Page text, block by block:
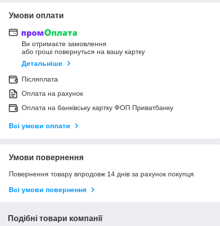
Умови оплати
Ви отримаєте замовлення
або гроші повернуться на вашу картку
Детальніше
Післяплата
Оплата на рахунок
Оплата на банківську картку ФОП Приватбанку
Всі умови оплати
Умови повернення
Повернення товару впродовж 14 днів за рахунок покупця
Всі умови повернення
Подібні товари компанії